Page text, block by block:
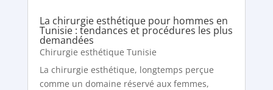
La chirurgie esthétique pour hommes en
Tunisie : tendances et procédures les plus
demandées
Chirurgie esthétique Tunisie
La chirurgie esthétique, longtemps perçue
comme un domaine réservé aux femmes,